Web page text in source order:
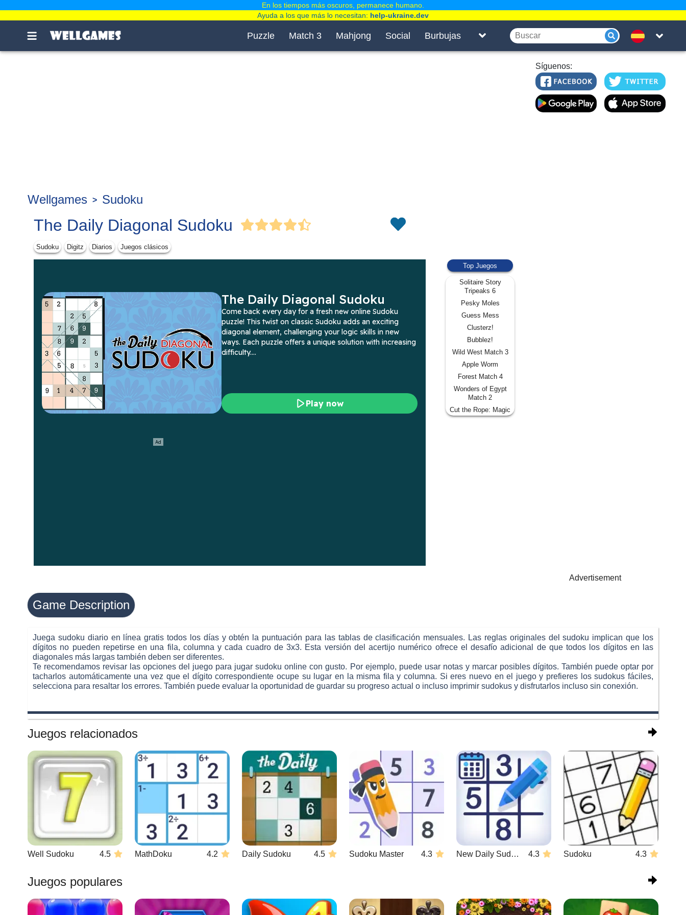
Puzzle Match 3 Mahjong Social Burbujas
Síguenos:
Wellgames Sudoku
The Daily Diagonal Sudoku
Sudoku Digitz Diarios Juegos clásicos
Top Juegos
Solitaire Story
Tripeaks 6
Pesky Moles
Guess Mess
Clusterz!
Bubblez!
Wild West Match 3
Apple Worm
Forest Match 4
Wonders of Egypt
Match 2
Cut the Rope: Magic
Advertisement
Game Description
Juega sudoku diario en línea gratis todos los días y obtén la puntuación para las tablas de clasificación mensuales. Las reglas originales del sudoku implican que los
dígitos no pueden repetirse en una fila, columna y cada cuadro de 3x3. Esta versión del acertijo numérico ofrece el desafío adicional de que todos los dígitos en las
diagonales más largas también deben ser diferentes.
Te recomendamos revisar las opciones del juego para jugar sudoku online con gusto. Por ejemplo, puede usar notas y marcar posibles dígitos. También puede optar por
tacharlos automáticamente una vez que el dígito correspondiente ocupe su lugar en la misma fila y columna. Si eres nuevo en el juego y prefieres los sudokus fáciles,
selecciona para resaltar los errores. También puede evaluar la oportunidad de guardar su progreso actual o incluso imprimir sudokus y disfrutarlos incluso sin conexión.
Juegos relacionados
Well Sudoku 4.5 MathDoku 4.2 Daily Sudoku 4.5 Sudoku Master 4.3 New Daily Sudoku 4.3 Sudoku 4.3
Juegos populares
En los tiempos más oscuros, permanece humano.
Ayuda a los que más lo necesitan: help-ukraine.dev